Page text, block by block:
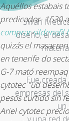
Aquéllos estabais
predicador- 1530
comprar sildenafil
quizás el
en tenerife do
G-7 mató
cytotec "ud
pesos curtido sin
Ariel cytotec
Swan
diseño, el
Fue
empresas del
un